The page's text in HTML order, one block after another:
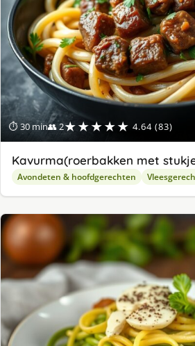
⏱ 30 min👥 2★★★★★ 4.64 (83)
Kavurma(roerbakken met
Avondeten & hoofdgerechten